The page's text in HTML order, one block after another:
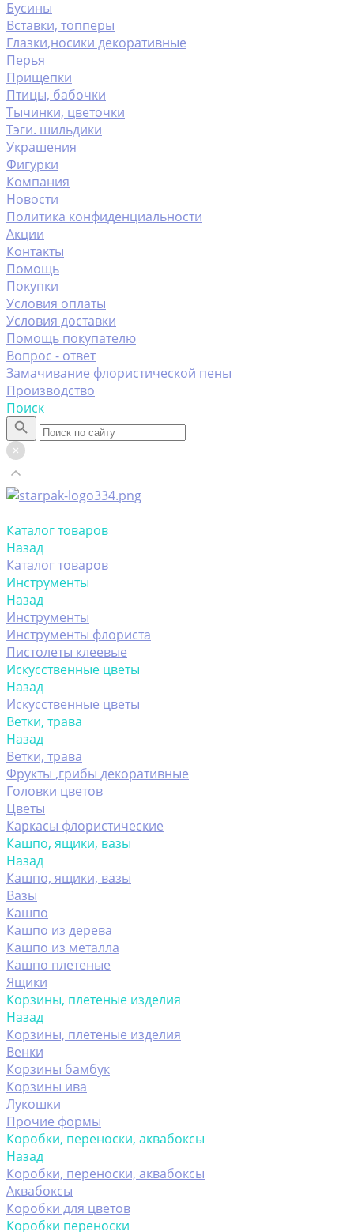
Бусины
Вставки, топперы
Глазки,носики декоративные
Перья
Прищепки
Птицы, бабочки
Тычинки, цветочки
Тэги. шильдики
Украшения
Фигурки
Компания
Новости
Политика конфиденциальности
Акции
Контакты
Помощь
Покупки
Условия оплаты
Условия доставки
Помощь покупателю
Вопрос - ответ
Замачивание флористической пены
Производство
Поиск
Каталог товаров
Назад
Каталог товаров
Инструменты
Назад
Инструменты
Инструменты флориста
Пистолеты клеевые
Искусственные цветы
Назад
Искусственные цветы
Ветки, трава
Назад
Ветки, трава
Фрукты ,грибы декоративные
Головки цветов
Цветы
Каркасы флористические
Кашпо, ящики, вазы
Назад
Кашпо, ящики, вазы
Вазы
Кашпо
Кашпо из дерева
Кашпо из металла
Кашпо плетеные
Ящики
Корзины, плетеные изделия
Назад
Корзины, плетеные изделия
Венки
Корзины бамбук
Корзины ива
Лукошки
Прочие формы
Коробки, переноски, аквабоксы
Назад
Коробки, переноски, аквабоксы
Аквабоксы
Коробки для цветов
Коробки переноски